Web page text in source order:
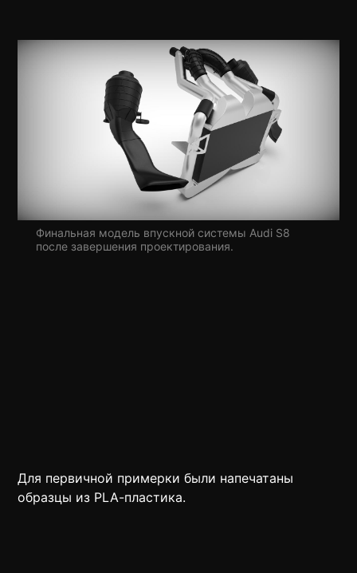
Финальная модель впускной системы Audi S8
после завершения проектирования.
Для первичной примерки были напечатаны
образцы из PLA-пластика.